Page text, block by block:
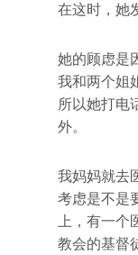
在这时，她
她的顾虑是
我和两个姐
所以她打电
外。
我妈妈就去
考虑是不是
上，有一个
教会的基督